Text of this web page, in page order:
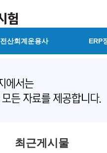
전산회계운용사 ERP
최근게시물